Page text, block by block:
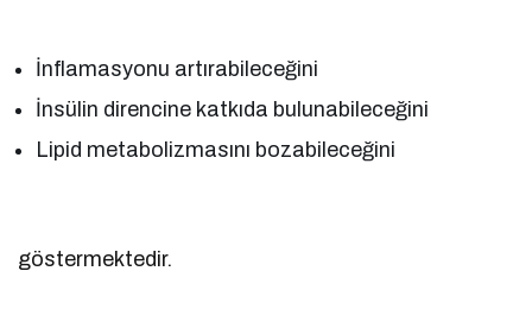
İnflamasyonu artırabileceğini
İnsülin direncine katkıda bulunabileceğini
Lipid metabolizmasını bozabileceğini
göstermektedir.